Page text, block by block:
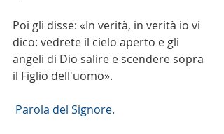
Poi gli disse: «In verità, in verità io vi
dico: vedrete il cielo aperto e gli
angeli di Dio salire e scendere sopra
il Figlio dell'uomo».
Parola del Signore.